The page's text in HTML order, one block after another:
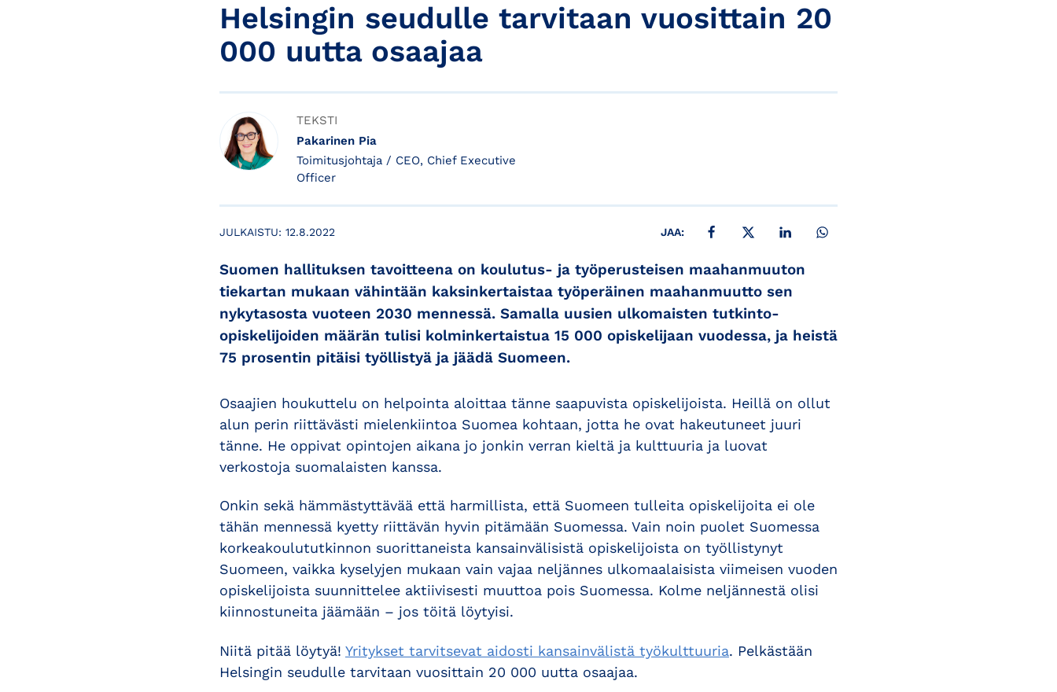
Helsingin seudulle tarvitaan vuosittain 20
000 uutta osaajaa
TEKSTI
Pakarinen Pia
Toimitusjohtaja / CEO, Chief Executive
Officer
JULKAISTU: 12.8.2022 JAA: JAA FACEBOOKISSA
JAA X:SSÄ JAA LINKEDINISSÄ
Suomen hallituksen tavoitteena on koulutus- ja työperusteisen maahanmuuton
tiekartan mukaan vähintään kaksinkertaistaa työperäinen maahanmuutto sen
nykytasosta vuoteen 2030 mennessä. Samalla uusien ulkomaisten tutkinto-
opiskelijoiden määrän tulisi kolminkertaistua 15 000 opiskelijaan vuodessa, ja heistä
75 prosentin pitäisi työllistyä ja jäädä Suomeen.
Osaajien houkuttelu on helpointa aloittaa tänne saapuvista opiskelijoista. Heillä on ollut
alun perin riittävästi mielenkiintoa Suomea kohtaan, jotta he ovat hakeutuneet juuri
tänne. He oppivat opintojen aikana jo jonkin verran kieltä ja kulttuuria ja luovat
verkostoja suomalaisten kanssa.
Onkin sekä hämmästyttävää että harmillista, että Suomeen tulleita opiskelijoita ei ole
tähän mennessä kyetty riittävän hyvin pitämään Suomessa. Vain noin puolet Suomessa
korkeakoulututkinnon suorittaneista kansainvälisistä opiskelijoista on työllistynyt
Suomeen, vaikka kyselyjen mukaan vain vajaa neljännes ulkomaalaisista viimeisen vuoden
opiskelijoista suunnittelee aktiivisesti muuttoa pois Suomessa. Kolme neljännestä olisi
kiinnostuneita jäämään – jos töitä löytyisi.
Niitä pitää löytyä! Yritykset tarvitsevat aidosti kansainvälistä työkulttuuria. Pelkästään
Helsingin seudulle tarvitaan vuosittain 20 000 uutta osaajaa.